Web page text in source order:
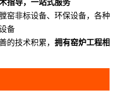
指导，一站式服务
窑非标设备、环保设备，各种
备
的技术积累，拥有窑炉工程相